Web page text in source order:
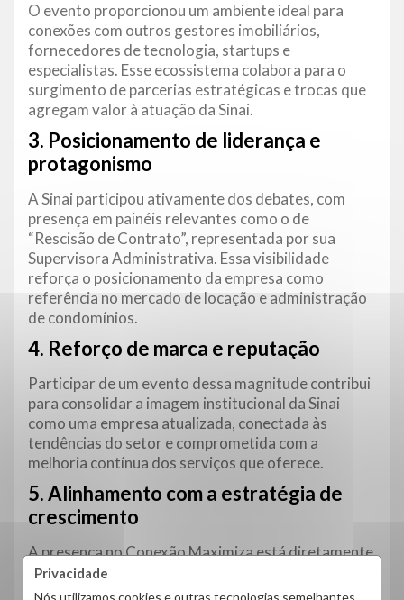
Privacidade
Nós utilizamos cookies e outras tecnologias semelhantes
O evento proporcionou um ambiente ideal para
conexões com outros gestores imobiliários,
fornecedores de tecnologia, startups e
especialistas. Esse ecossistema colabora para o
surgimento de parcerias estratégicas e trocas que
agregam valor à atuação da Sinai.
3. Posicionamento de liderança e
protagonismo
A Sinai participou ativamente dos debates, com
presença em painéis relevantes como o de
“Rescisão de Contrato”, representada por sua
Supervisora Administrativa. Essa visibilidade
reforça o posicionamento da empresa como
referência no mercado de locação e administração
de condomínios.
4. Reforço de marca e reputação
Participar de um evento dessa magnitude contribui
para consolidar a imagem institucional da Sinai
como uma empresa atualizada, conectada às
tendências do setor e comprometida com a
melhoria contínua dos serviços que oferece.
5. Alinhamento com a estratégia de
crescimento
A presença no Conexão Maximiza está diretamente
conectada ao momento de alavancagem da Sinai.
Os insights e relações construídas no evento